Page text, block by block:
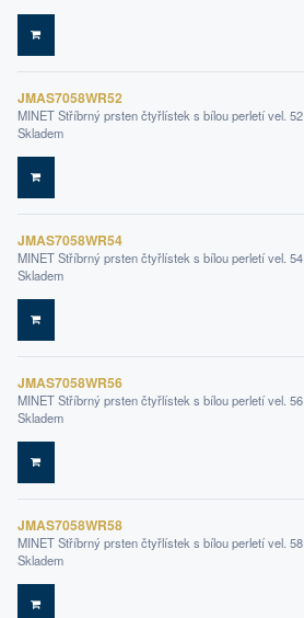
DO KOŠÍKU
JMAS7058WR52
MINET Stříbrný prsten čtyřlístek s bílou perletí vel. 52
Skladem
DO KOŠÍKU
JMAS7058WR54
MINET Stříbrný prsten čtyřlístek s bílou perletí vel. 54
Skladem
DO KOŠÍKU
JMAS7058WR56
MINET Stříbrný prsten čtyřlístek s bílou perletí vel. 56
Skladem
DO KOŠÍKU
JMAS7058WR58
MINET Stříbrný prsten čtyřlístek s bílou perletí vel. 58
Skladem
DO KOŠÍKU